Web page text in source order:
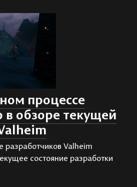
процессе
в обзоре текущей
разработчиков Valheim
состояние разработки